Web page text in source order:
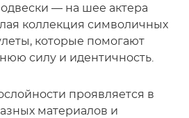
— на шее актера
коллекция символичных
которые помогают
силу и идентичность.
проявляется в
материалов и